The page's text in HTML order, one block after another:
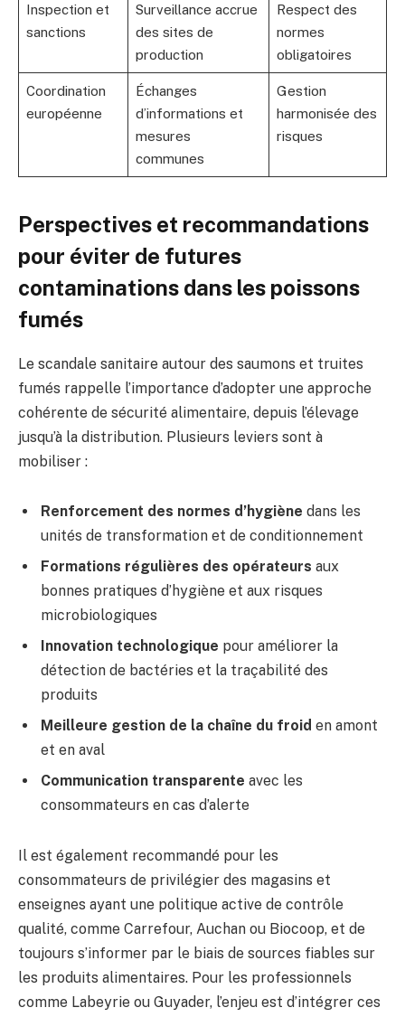
Inspection et
sanctions
Surveillance accrue
des sites de
production
Respect des
normes
obligatoires
Coordination
européenne
Échanges
d’informations et
mesures
communes
Gestion
harmonisée des
risques
Perspectives et recommandations
pour éviter de futures
contaminations dans les poissons
fumés
Le scandale sanitaire autour des saumons et truites
fumés rappelle l’importance d’adopter une approche
cohérente de sécurité alimentaire, depuis l’élevage
jusqu’à la distribution. Plusieurs leviers sont à
mobiliser :
Renforcement des normes d’hygiène dans les
unités de transformation et de conditionnement
Formations régulières des opérateurs aux
bonnes pratiques d’hygiène et aux risques
microbiologiques
Innovation technologique pour améliorer la
détection de bactéries et la traçabilité des
produits
Meilleure gestion de la chaîne du froid en amont
et en aval
Communication transparente avec les
consommateurs en cas d’alerte
Il est également recommandé pour les
consommateurs de privilégier des magasins et
enseignes ayant une politique active de contrôle
qualité, comme Carrefour, Auchan ou Biocoop, et de
toujours s’informer par le biais de sources fiables sur
les produits alimentaires. Pour les professionnels
comme Labeyrie ou Guyader, l’enjeu est d’intégrer ces